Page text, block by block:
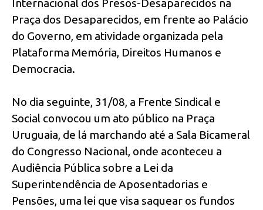
Internacional dos Presos-Desaparecidos na
Praça dos Desaparecidos, em frente ao Palácio
do Governo, em atividade organizada pela
Plataforma Memória, Direitos Humanos e
Democracia.
No dia seguinte, 31/08, a Frente Sindical e
Social convocou um ato público na Praça
Uruguaia, de lá marchando até a Sala Bicameral
do Congresso Nacional, onde aconteceu a
Audiência Pública sobre a Lei da
Superintendência de Aposentadorias e
Pensões, uma lei que visa saquear os fundos